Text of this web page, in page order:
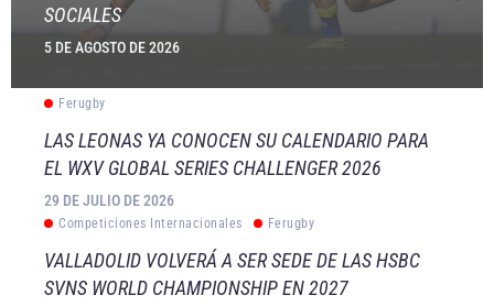
SOCIALES
5 DE AGOSTO DE 2026
Ferugby
LAS LEONAS YA CONOCEN SU CALENDARIO PARA
EL WXV GLOBAL SERIES CHALLENGER 2026
29 DE JULIO DE 2026
Competiciones Internacionales Ferugby
VALLADOLID VOLVERÁ A SER SEDE DE LAS HSBC
SVNS WORLD CHAMPIONSHIP EN 2027